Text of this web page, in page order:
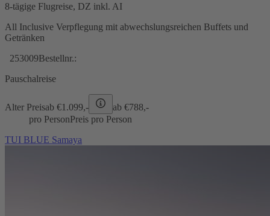
8-tägige Flugreise, DZ inkl. AI
All Inclusive Verpflegung mit abwechslungsreichen Buffets und
Getränken
253009Bestellnr.:
Pauschalreise
Alter Preisab €1.099,- ab €788,-
pro PersonPreis pro Person
TUI BLUE Samaya